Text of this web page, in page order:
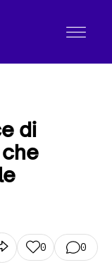
di
0 0